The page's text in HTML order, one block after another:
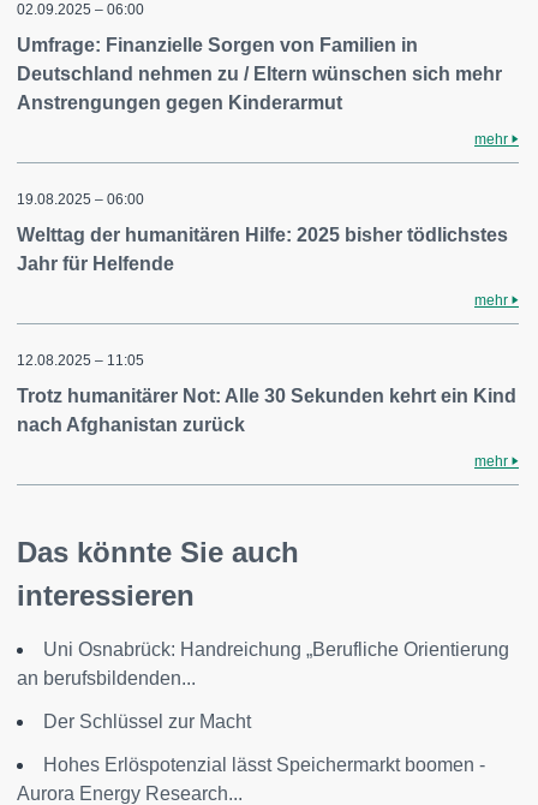
02.09.2025 – 06:00
Umfrage: Finanzielle Sorgen von Familien in
Deutschland nehmen zu / Eltern wünschen sich mehr
Anstrengungen gegen Kinderarmut
mehr
19.08.2025 – 06:00
Welttag der humanitären Hilfe: 2025 bisher tödlichstes
Jahr für Helfende
mehr
12.08.2025 – 11:05
Trotz humanitärer Not: Alle 30 Sekunden kehrt ein Kind
nach Afghanistan zurück
mehr
Das könnte Sie auch
interessieren
Uni Osnabrück: Handreichung „Berufliche Orientierung
an berufsbildenden...
Der Schlüssel zur Macht
Hohes Erlöspotenzial lässt Speichermarkt boomen -
Aurora Energy Research...